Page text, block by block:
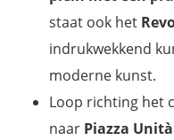
staat ook het
indrukwekkend
moderne kunst.
Loop richting het
naar Piazza